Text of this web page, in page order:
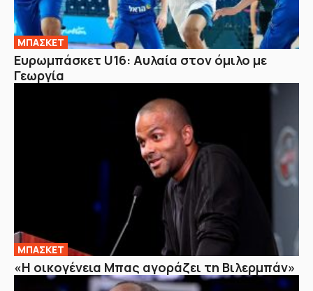
ΜΠΑΣΚΕΤ
Ευρωμπάσκετ U16: Αυλαία στον όμιλο με
Γεωργία
ΜΠΑΣΚΕΤ
«Η οικογένεια Μπας αγοράζει τη Βιλερμπάν»